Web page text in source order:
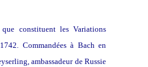
constituent les Variations
Commandées à Bach en
ambassadeur de Russie